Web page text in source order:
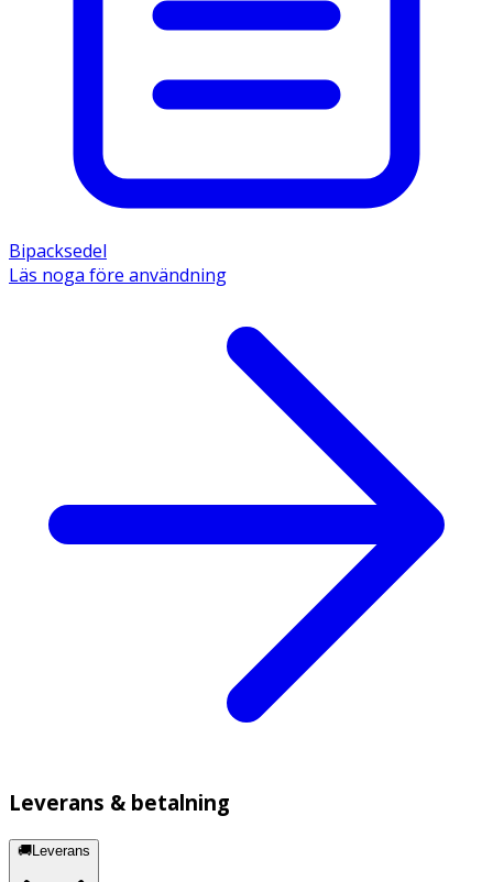
Bipacksedel
Läs noga före användning
Leverans & betalning
🚚Leverans